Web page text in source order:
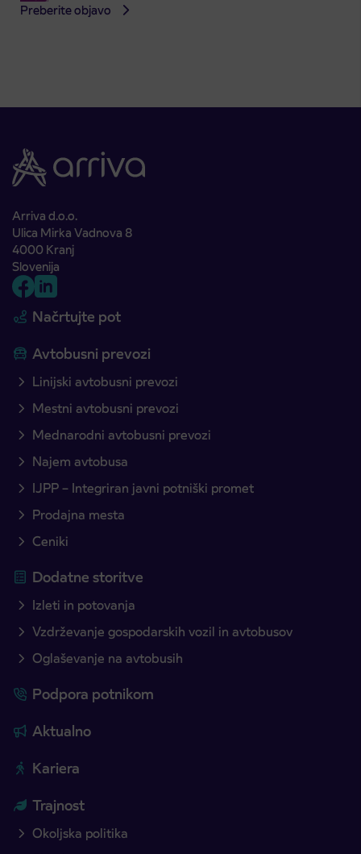
Preberite objavo
Arriva d.o.o.
Ulica Mirka Vadnova 8
4000 Kranj
Slovenija
Načrtujte pot
Avtobusni prevozi
Linijski avtobusni prevozi
Mestni avtobusni prevozi
Mednarodni avtobusni prevozi
Najem avtobusa
IJPP – Integriran javni potniški promet
Prodajna mesta
Ceniki
Dodatne storitve
Izleti in potovanja
Vzdrževanje gospodarskih vozil in avtobusov
Oglaševanje na avtobusih
Podpora potnikom
Aktualno
Kariera
Trajnost
Okoljska politika